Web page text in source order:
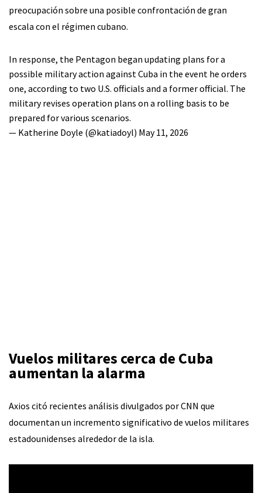
preocupación sobre una posible confrontación de gran
escala con el régimen cubano.
In response, the Pentagon began updating plans for a
possible military action against Cuba in the event he orders
one, according to two U.S. officials and a former official. The
military revises operation plans on a rolling basis to be
prepared for various scenarios.
— Katherine Doyle (@katiadoyl) May 11, 2026
Vuelos militares cerca de Cuba
aumentan la alarma
Axios citó recientes análisis divulgados por CNN que
documentan un incremento significativo de vuelos militares
estadounidenses alrededor de la isla.